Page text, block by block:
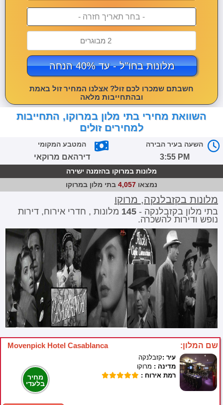
- בחר תאריך חזרה -
2 מבוגרים
מלונות בחו"ל - עד 40% הנחה
חשבתם שמכרו לכם זול? אצלנו המחיר זול באמת
ובהתחייבות מלאה
השוואת מחירי בתי מלון במרוקו, התחייבות
למחירים זולים
המטבע המקומי
דירהאם מרוקאי
השעה בעיר הבירה
3:55 PM
מלונות במרוקו בהזמנה ישירה
נמצאו 4,057 בתי מלון במרוקו
מלונות בקזבלנקה, מרוקו
בתי מלון בקזבלנקה - 145 מלונות , חדרי אירוח, דירות
נופש ודירות להשכרה.
Movenpick Hotel Casablanca שם המלון:
מחיר
בלעדי
עיר :קזבלנקה
מדינה : מרוקו
רמת אירוח :